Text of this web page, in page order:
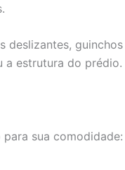
deslizantes,
estrutura do
sua comodidade: